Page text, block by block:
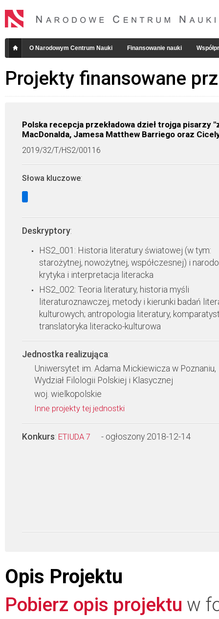
O Narodowym Centrum Nauki Finansowanie nauki
Projekty finansowane
Polska recepcja przekładowa dzieł trojga
MacDonalda, Jamesa Matthew Barriego oraz
2019/32/T/HS2/00116
Słowa kluczowe:
Deskryptory:
HS2_001: Historia literatury światowej (w tym:
starożytnej, nowożytnej, współczesnej) i
krytyka i interpretacja literacka
HS2_002: Teoria literatury, historia myśli
literaturoznawczej, metody i kierunki badań
kulturowych; antropologia literatury,
translatoryka literacko-kulturowa
Jednostka realizująca:
Uniwersytet im. Adama Mickiewicza w Poznaniu,
Wydział Filologii Polskiej i Klasycznej
woj. wielkopolskie
Inne projekty tej jednostki
Konkurs: ETIUDA 7 - ogłoszony 2018-12-14
Opis Projektu
Pobierz opis projektu w